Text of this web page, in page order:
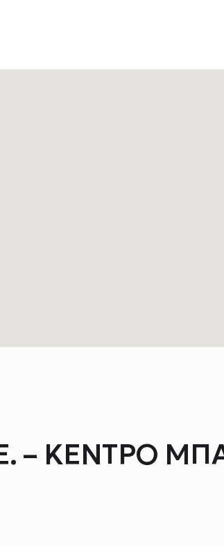
– ΚΕΝΤΡΟ